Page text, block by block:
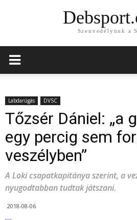
Szenvedélyünk a
Labdarúgás DVSC
Tőzsér Dániel: „a
egy percig sem
veszélyben”
A Loki csapatkapitánya szerint, a
nyugodtabban tudtak játszani.
2018-08-06